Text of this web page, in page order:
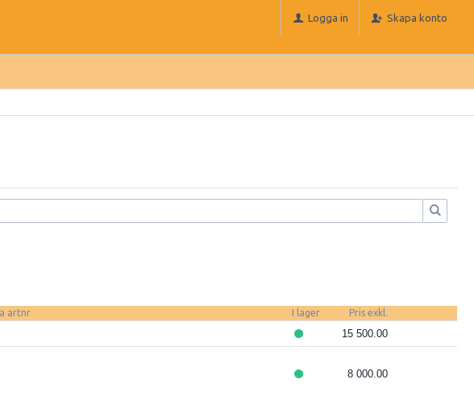
Logga in Skapa konto
artnr I lager Pris exkl.
15 500.00
8 000.00